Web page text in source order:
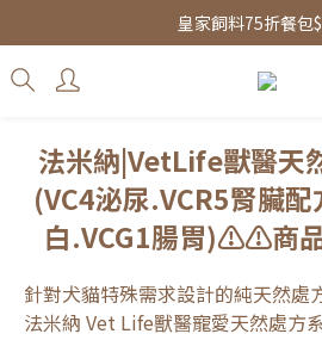
皇家飼料75折餐包
皇家飼料75折餐包
水魔素限時團購優
法米納|VetLife獸醫天
(VC4泌尿.VCR5腎臟
白.VCG1腸胃)⚠️⚠️商
針對犬貓特殊需求設計的純天然處
法米納 Vet Life獸醫寵愛天然處方